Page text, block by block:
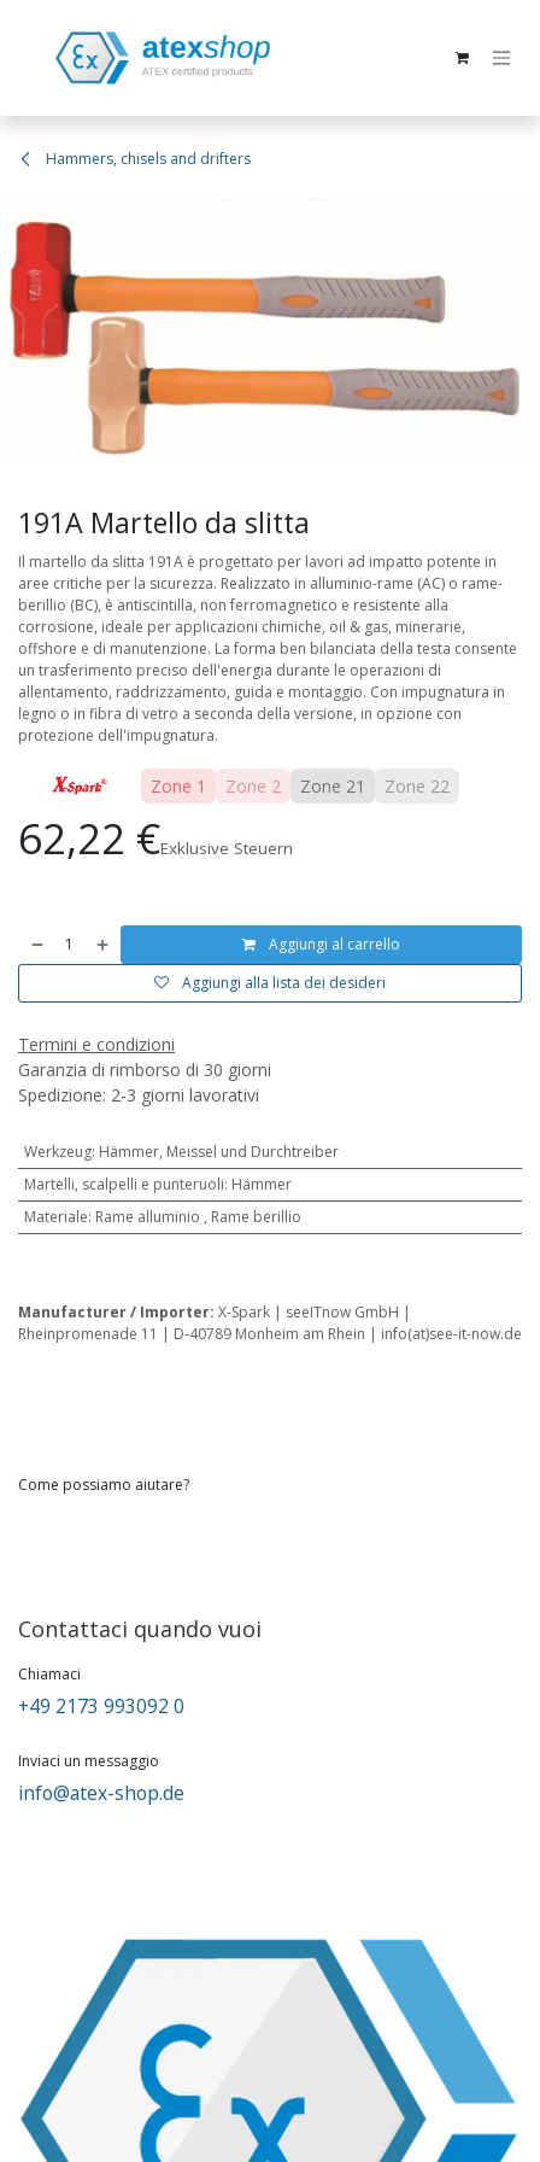
Hammers, chisels and drifters
191A Martello da slitta
Il martello da slitta 191A è progettato per lavori ad impatto potente in
aree critiche per la sicurezza. Realizzato in alluminio-rame (AC) o rame-
berillio (BC), è antiscintilla, non ferromagnetico e resistente alla
corrosione, ideale per applicazioni chimiche, oil & gas, minerarie,
offshore e di manutenzione. La forma ben bilanciata della testa consente
un trasferimento preciso dell'energia durante le operazioni di
allentamento, raddrizzamento, guida e montaggio. Con impugnatura in
legno o in fibra di vetro a seconda della versione, in opzione con
protezione dell'impugnatura.
Zone 1 Zone 2 Zone 21 Zone 22
62,22 €Exklusive Steuern
Aggiungi al carrello
Aggiungi alla lista dei desideri
Termini e condizioni
Garanzia di rimborso di 30 giorni
Spedizione: 2-3 giorni lavorativi
Werkzeug: Hämmer, Meissel und Durchtreiber
Martelli, scalpelli e punteruoli: Hämmer
Materiale: Rame alluminio , Rame berillio
Manufacturer / Importer: X-Spark | seeITnow GmbH |
Rheinpromenade 11 | D-40789 Monheim am Rhein | info(at)see-it-now.de
Come possiamo aiutare?
Contattaci quando vuoi
Chiamaci
+49 2173 993092 0
Inviaci un messaggio
info@atex-shop.de